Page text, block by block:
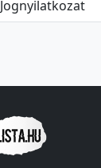
Jognyilatkozat